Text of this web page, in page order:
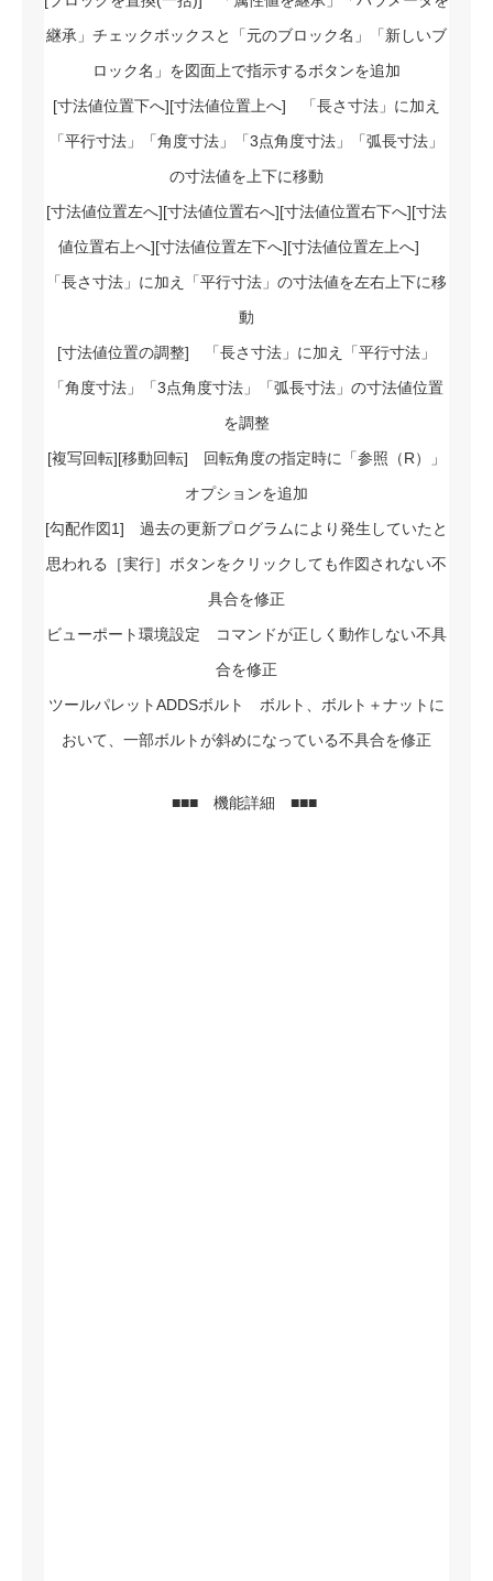
継承」チェックボックスと「元のブロック名」「新しいブ
ロック名」を図面上で指示するボタンを追加
[寸法値位置下へ][寸法値位置上へ] 「長さ寸法」に加え
「平行寸法」「角度寸法」「3点角度寸法」「弧長寸法」
の寸法値を上下に移動
[寸法値位置左へ][寸法値位置右へ][寸法値位置右下へ][寸法
値位置右上へ][寸法値位置左下へ][寸法値位置左上へ]
「長さ寸法」に加え「平行寸法」の寸法値を左右上下に移
動
[寸法値位置の調整] 「長さ寸法」に加え「平行寸法」
「角度寸法」「3点角度寸法」「弧長寸法」の寸法値位置
を調整
[複写回転][移動回転] 回転角度の指定時に「参照（R）」
オプションを追加
[勾配作図1] 過去の更新プログラムにより発生していたと
思われる［実行］ボタンをクリックしても作図されない不
具合を修正
ビューポート環境設定 コマンドが正しく動作しない不具
合を修正
ツールパレットADDSボルト ボルト、ボルト＋ナットに
おいて、一部ボルトが斜めになっている不具合を修正
■■■ 機能詳細 ■■■